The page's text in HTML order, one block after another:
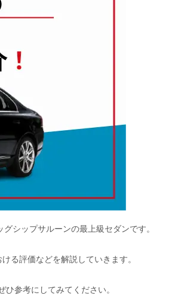
シップサルーンの最上級セダンです。
る評価などを解説していきます。
参考にしてみてください。